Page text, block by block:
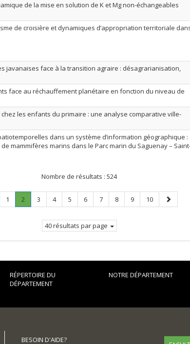
de la mise en solution de K et Mg non-échangeables
de croisière et dynamiques d’appropriation territoriale
javanaises face à la transition agraire : désagrarianisation,
face au réchauffement planétaire en fonction du niveau de
les enfants du primaire : une analyse comparative ville-
dans un système d’information géographique :
mammifères marins dans le Parc marin du Saguenay –
Nombre de résultats : 524
Page
1 Page
2.
Page
Page
3 Page
4 Page
5 Page
6 Page
7 Page
8 Page
9 Page
10
Page
suivante
40 résultats par page
RÉPERTOIRE DU
DÉPARTEMENT
NOTRE DÉPARTEMENT
BESOIN D'AIDE?